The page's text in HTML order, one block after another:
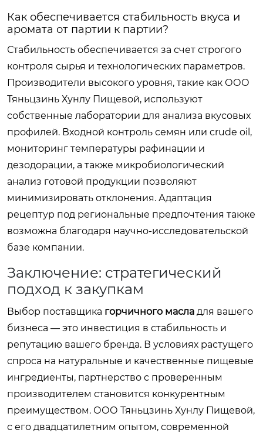
Как обеспечивается стабильность вкуса и
аромата от партии к партии?
Стабильность обеспечивается за счет строгого
контроля сырья и технологических параметров.
Производители высокого уровня, такие как ООО
Тяньцзинь Хунлу Пищевой, используют
собственные лаборатории для анализа вкусовых
профилей. Входной контроль семян или crude oil,
мониторинг температуры рафинации и
дезодорации, а также микробиологический
анализ готовой продукции позволяют
минимизировать отклонения. Адаптация
рецептур под региональные предпочтения также
возможна благодаря научно-исследовательской
базе компании.
Заключение: стратегический
подход к закупкам
Выбор поставщика горчичного масла для вашего
бизнеса — это инвестиция в стабильность и
репутацию вашего бренда. В условиях растущего
спроса на натуральные и качественные пищевые
ингредиенты, партнерство с проверенным
производителем становится конкурентным
преимуществом. ООО Тяньцзинь Хунлу Пищевой,
с его двадцатилетним опытом, современной